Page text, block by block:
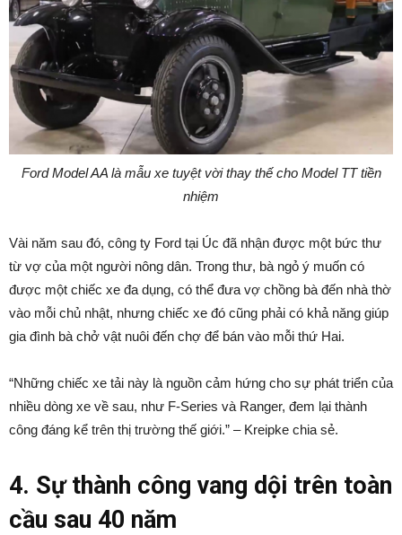
Ford Model AA là mẫu xe tuyệt vời thay thế cho Model TT tiền
nhiệm
Vài năm sau đó, công ty Ford tại Úc đã nhận được một bức thư
từ vợ của một người nông dân. Trong thư, bà ngỏ ý muốn có
được một chiếc xe đa dụng, có thể đưa vợ chồng bà đến nhà thờ
vào mỗi chủ nhật, nhưng chiếc xe đó cũng phải có khả năng giúp
gia đình bà chở vật nuôi đến chợ để bán vào mỗi thứ Hai.
“Những chiếc xe tải này là nguồn cảm hứng cho sự phát triển của
nhiều dòng xe về sau, như F-Series và Ranger, đem lại thành
công đáng kể trên thị trường thế giới.” – Kreipke chia sẻ.
4. Sự thành công vang dội trên toàn
cầu sau 40 năm